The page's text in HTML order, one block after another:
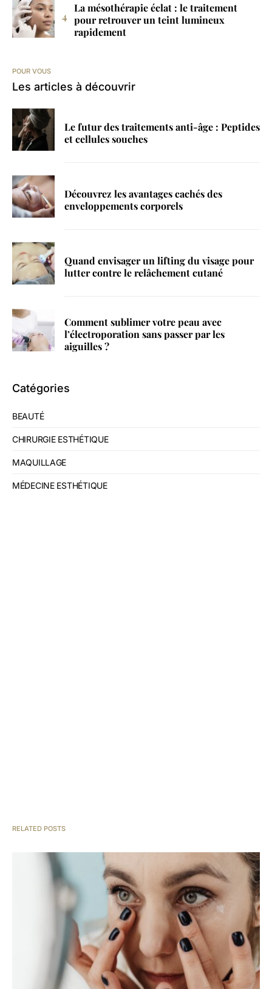
La mésothérapie éclat : le traitement
pour retrouver un teint lumineux
rapidement
POUR VOUS
Les articles à découvrir
Le futur des traitements anti-âge : Peptides
et cellules souches
Découvrez les avantages cachés des
enveloppements corporels
Quand envisager un lifting du visage pour
lutter contre le relâchement cutané
Comment sublimer votre peau avec
l’électroporation sans passer par les
aiguilles ?
Catégories
BEAUTÉ
CHIRURGIE ESTHÉTIQUE
MAQUILLAGE
MÉDECINE ESTHÉTIQUE
RELATED POSTS